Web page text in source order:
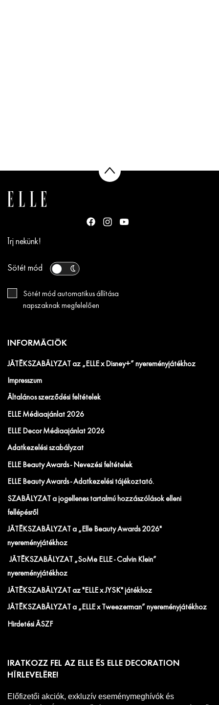
Írj nekünk!
Sötét mód
Sötét mód automatikus állítása
napszaknak megfelelően
INFORMÁCIÓK
JÁTÉKSZABÁLYZAT az „ELLE x Disney+” nyereményjátékhoz
Impresszum
Általános szerződési feltételek
ELLE Médiaajánlat 2026
ELLE Decor Médiaajánlat 2026
Adatkezelési szabályzat
ELLE Beauty Awards - Nevezési feltételek
ELLE Beauty Awards - Adatkezelési tájékoztató.
SZABÁLYZAT a jogellenes tartalmú hozzászólások elleni
fellépésről
JÁTÉKSZABÁLYZAT a „Elle Beauty Awards 2026"
nyereményjátékhoz
JÁTÉKSZABÁLYZAT „SoMe ELLE - Calvin Klein”
nyereményjátékhoz
JÁTÉKSZABÁLYZAT az "ELLE x JYSK" játékhoz
JÁTÉKSZABÁLYZAT a „ELLE x Tweezerman” nyereményjátékhoz
Hirdetési ÁSZF
IRATKOZZ FEL AZ ELLE ÉS ELLE DECORATION
HÍRLEVELÉRE!
Előfizetői akciók, exkluzív eseménymeghívók és